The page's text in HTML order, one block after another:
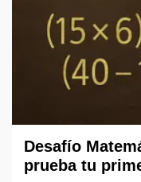
Desafío
prueba tu